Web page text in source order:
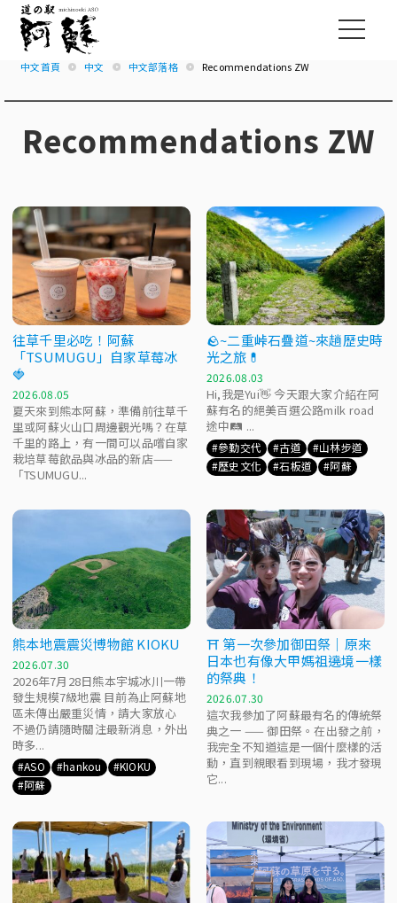
中文首頁 中文 中文部落格 Recommendations ZW
Recommendations ZW
往草千里必吃！阿蘇
「TSUMUGU」自家草莓冰
🍓
2026.08.05
夏天來到熊本阿蘇，準備前往草千
里或阿蘇火山口周邊觀光嗎？在草
千里的路上，有一間可以品嚐自家
栽培草莓飲品與冰品的新店——
「TSUMUGU...
🪨~二重峠石疊道~來趟歷史時
光之旅💊
2026.08.03
Hi,我是Yui👋 今天跟大家介紹在阿
蘇有名的絕美百選公路milk road
途中🛤️ ...
參勤交代 古道
山林步道
歷史文化
石板道 阿蘇
熊本地震震災博物館 KIOKU
2026.07.30
2026年7月28日熊本宇城冰川一帶
發生規模7級地震 目前為止阿蘇地
區未傳出嚴重災情，請大家放心
不過仍請隨時關注最新消息，外出
時多...
ASO hankou
KIOKU
阿蘇
⛩️ 第一次參加御田祭｜原來
日本也有像大甲媽祖遶境一樣
的祭典！
2026.07.30
這次我參加了阿蘇最有名的傳統祭
典之一 —— 御田祭。在出發之前，
我完全不知道這是一個什麼樣的活
動，直到親眼看到現場，我才發現
它...